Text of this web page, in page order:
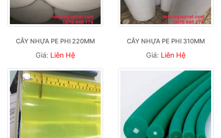
CÂY NHỰA PE PHI 220MM
Giá: Liên Hệ
CÂY NHỰA PE PHI 310MM
Giá: Liên Hệ